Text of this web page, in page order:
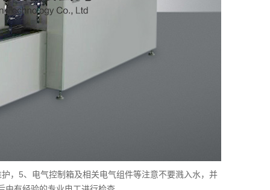
，5、电气控制箱及相关电气组件等注意不要溅入水，并